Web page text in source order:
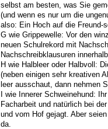
selbst am besten, was Sie
(und wenn es nur um die
also: Ein Hoch auf die Freund-
G wie Grippewelle: Vor den
neuen Schulrekord mit
Nachschreibklausuren
H wie Halbleer oder Halbvoll:
(neben einigen sehr kreativen
leer ausschaut, dann nehmen
I wie Innerer Schweinehund:
Facharbeit und natürlich bei
und vom Hof gejagt. Aber
da.